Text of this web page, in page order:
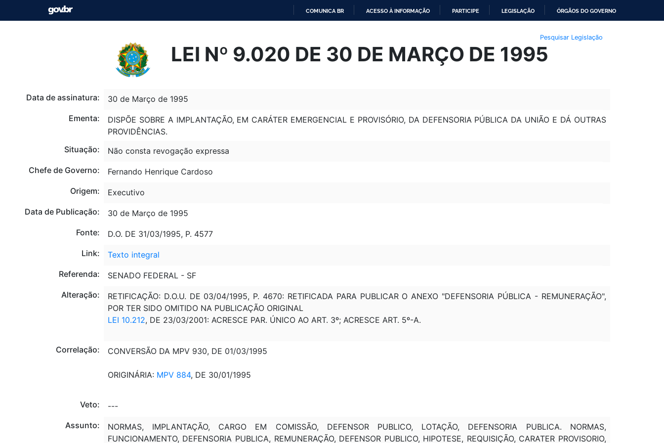
O
CONTEÚDO
COMUNICA BR ACESSO À INFORMAÇÃO PARTICIPE LEGISLAÇÃO ÓRGÃOS DO GOVERNO
Pesquisar Legislação
LEI Nº 9.020 DE 30 DE MARÇO DE 1995
Data de assinatura:
30 de Março de 1995
Ementa:
DISPÕE SOBRE A IMPLANTAÇÃO, EM CARÁTER EMERGENCIAL E PROVISÓRIO, DA DEFENSORIA PÚBLICA DA UNIÃO E DÁ OUTRAS
PROVIDÊNCIAS.
Situação:
Não consta revogação expressa
Chefe de Governo:
Fernando Henrique Cardoso
Origem:
Executivo
Data de Publicação:
30 de Março de 1995
Fonte:
D.O. DE 31/03/1995, P. 4577
Link:
Texto integral
Referenda:
SENADO FEDERAL - SF
Alteração:
RETIFICAÇÃO: D.O.U. DE 03/04/1995, P. 4670: RETIFICADA PARA PUBLICAR O ANEXO "DEFENSORIA PÚBLICA - REMUNERAÇÃO",
POR TER SIDO OMITIDO NA PUBLICAÇÃO ORIGINAL
LEI 10.212, DE 23/03/2001: ACRESCE PAR. ÚNICO AO ART. 3º; ACRESCE ART. 5º-A.
Correlação: CONVERSÃO DA MPV 930, DE 01/03/1995
ORIGINÁRIA: MPV 884, DE 30/01/1995
Veto:
---
Assunto:
NORMAS, IMPLANTAÇÃO, CARGO EM COMISSÃO, DEFENSOR PUBLICO, LOTAÇÃO, DEFENSORIA PUBLICA. NORMAS,
FUNCIONAMENTO, DEFENSORIA PUBLICA, REMUNERAÇÃO, DEFENSOR PUBLICO, HIPOTESE, REQUISIÇÃO, CARATER PROVISORIO,